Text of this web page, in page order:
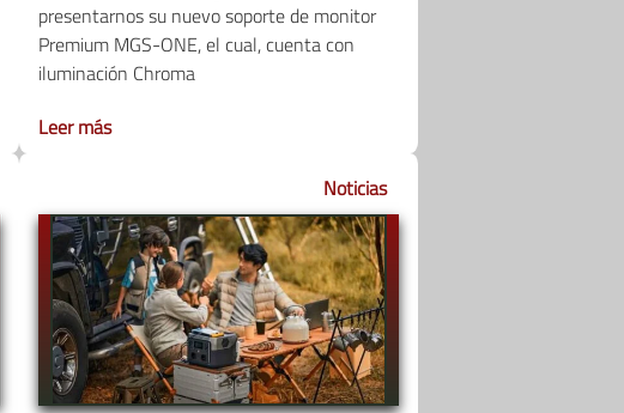
presentarnos su nuevo soporte de monitor
Premium MGS-ONE, el cual, cuenta con
iluminación Chroma
Leer más
Noticias